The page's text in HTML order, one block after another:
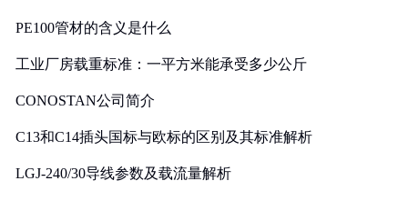
PE100管材的含义是什么
工业厂房载重标准：一平方米能承受多少公斤
CONOSTAN公司简介
C13和C14插头国标与欧标的区别及其标准解析
LGJ-240/30导线参数及载流量解析